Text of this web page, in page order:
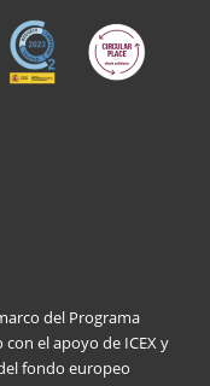
del Programa
el apoyo de ICEX y
fondo europeo